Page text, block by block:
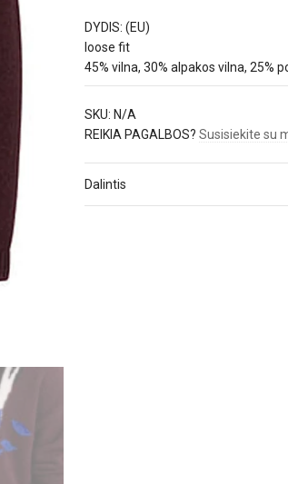
DYDIS: (EU)
loose fit
45% vilna, 30% alpakos vilna, 25%
SKU: N/A
REIKIA PAGALBOS? Susisiekite su
Dalintis